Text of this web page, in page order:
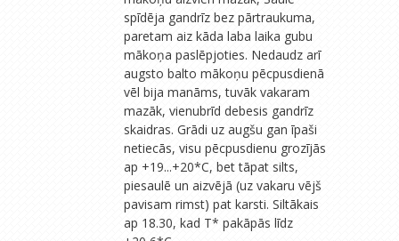
spīdēja gandrīz bez pārtraukuma,
paretam aiz kāda laba laika gubu
mākoņa paslēpjoties. Nedaudz arī
augsto balto mākoņu pēcpusdienā
vēl bija manāms, tuvāk vakaram
mazāk, vienubrīd debesis gandrīz
skaidras. Grādi uz augšu gan īpaši
netiecās, visu pēcpusdienu grozījās
ap +19...+20*C, bet tāpat silts,
piesaulē un aizvējā (uz vakaru vējš
pavisam rimst) pat karsti. Siltākais
ap 18.30, kad T* pakāpās līdz